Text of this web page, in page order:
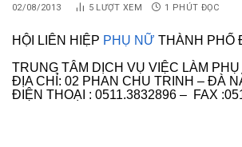
02/08/2013 5 LƯỢT XEM 1 PHÚT ĐỌC
HỘI LIÊN HIỆP PHỤ NỮ THÀNH PHỐ
TRUNG TÂM DỊCH VỤ VIỆC LÀM
ĐỊA CHỈ: 02 PHAN CHU TRINH – ĐÀ
ĐIỆN THOẠI : 0511.3832896 – FAX